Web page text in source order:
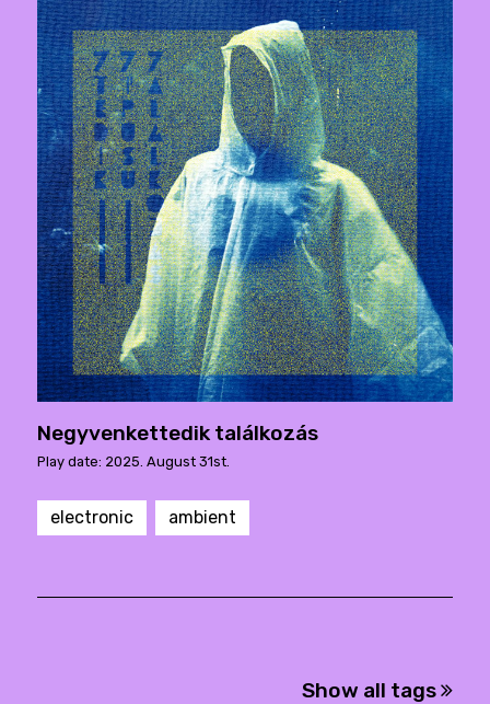
Negyvenkettedik találkozás
Play date: 2025. August 31st.
electronic ambient
Show all tags